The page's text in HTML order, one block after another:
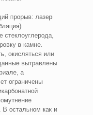
прорыв: лазер
стеклоуглерода,
в камне.
окисляться или
вытравлены
а
ограничены
В остальном как и